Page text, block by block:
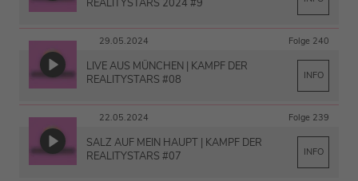
REALITYSTARS 2024 #9
29.05.2024 Folge 240
LIVE AUS MÜNCHEN | KAMPF DER
REALITYSTARS #08
INFO
22.05.2024 Folge 239
SALZ AUF MEIN HAUPT | KAMPF DER
REALITYSTARS #07
INFO